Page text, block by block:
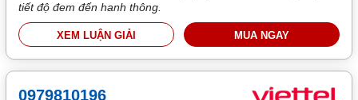
tiết độ đem đến hanh thông.
XEM LUẬN GIẢI MUA NGAY
0979810196